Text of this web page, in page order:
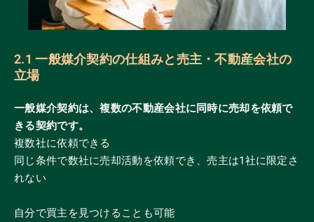
2.1 一般媒介契約の仕組みと売主・不動産会社の
立場
一般媒介契約は、複数の不動産会社に同時に売却を依頼で
きる契約です。
複数社に依頼できる
同じ条件で数社に売却活動を依頼でき、売主は1社に限定さ
れない
自分で買主を見つけることも可能